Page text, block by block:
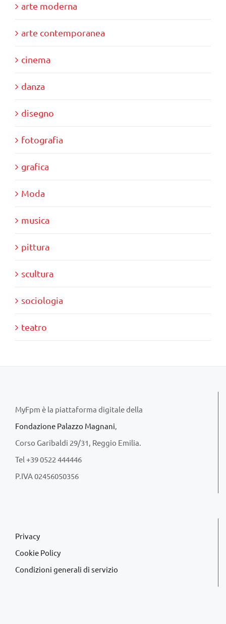
arte moderna
arte contemporanea
cinema
danza
disegno
fotografia
grafica
Moda
musica
pittura
scultura
sociologia
teatro
MyFpm è la piattaforma digitale della
Fondazione Palazzo Magnani,
Corso Garibaldi 29/31, Reggio Emilia.
Tel +39 0522 444446
P.IVA 02456050356
Privacy
Cookie Policy
Condizioni generali di servizio